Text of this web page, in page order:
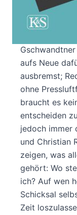
hohem
2006 Profi-
aufs Neue
ausbremst;
ohne
braucht es
entscheiden
jedoch immer
und Christian
zeigen, was
gehört: Wo
ich? Auf wen
Schicksal
Zeit